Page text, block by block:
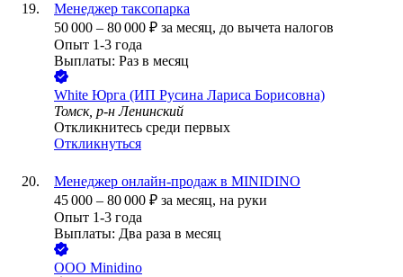
Менеджер таксопарка
50 000 – 80 000 ₽ за месяц, до вычета налогов
Опыт 1-3 года
Выплаты: Раз в месяц
White Юрга (ИП Русина Лариса Борисовна)
Томск, р-н Ленинский
Откликнитесь среди первых
Откликнуться
Менеджер онлайн-продаж в MINIDINO
45 000 – 80 000 ₽ за месяц, на руки
Опыт 1-3 года
Выплаты: Два раза в месяц
ООО Minidino